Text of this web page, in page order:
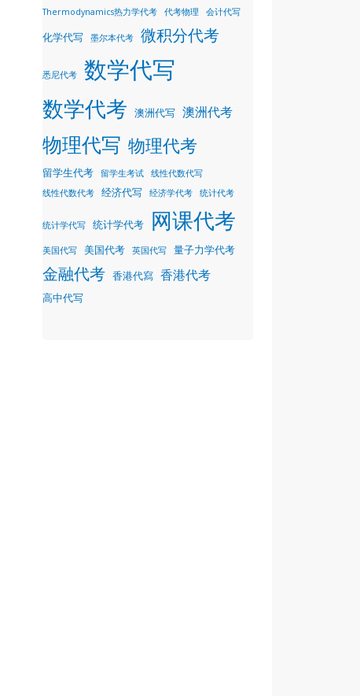
Thermodynamics热力学代考
代考物理 会计代写
化学代写 墨尔本代考 微积分代考
悉尼代考 数学代写
数学代考 澳洲代写 澳洲代考
物理代写 物理代考
留学生代考 留学生考试
线性代数代写
线性代数代考
经济代写 经济学代考 统计代考
统计学代写 统计学代考 网课代考
美国代写 美国代考 英国代写 量子力学代考
金融代考 香港代寫 香港代考
高中代写